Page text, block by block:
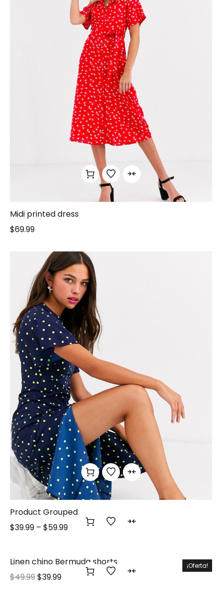
Midi printed dress
$69.99
Product Grouped
$39.99 – $59.99
¡Oferta!
Linen chino Bermuda shorts
$49.99$39.99